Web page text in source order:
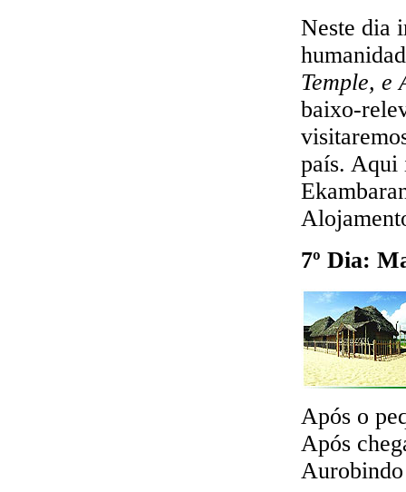
Neste dia
Temple, e
baixo-
país. Aqui
7º Dia:
Após o
Após